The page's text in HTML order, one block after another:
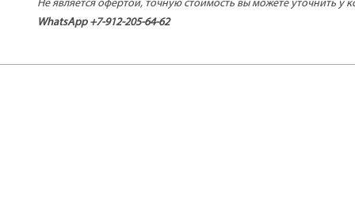
Не является офертой, точную стоимость вы можете уточнить у
WhatsApp +7-912-205-64-62